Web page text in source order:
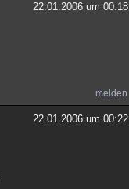
22.01.2006 um 00:18
melden
22.01.2006 um 00:22